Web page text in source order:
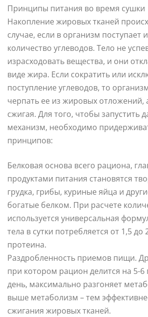
Принципы питания во время сушки
Накопление жировых тканей
случае, если в организм поступает
количество углеводов. Тело не
израсходовать вещества, и они
виде жира. Если сократить или
поступление углеводов, то
черпать ее из жировых отложений,
сжигая. Для того, чтобы запустить
механизм, необходимо
принципов:
Белковая основа всего рациона,
продуктами питания становятся
грудка, грибы, куриные яйца и
богатые белком. При расчете
используется универсальная
тела в сутки потребляется от 1,5 до
протеина.
Раздробленность приемов пищи.
при котором рацион делится на 5-6
день, максимально разгоняет
выше метаболизм – тем
сжигания жировых тканей.